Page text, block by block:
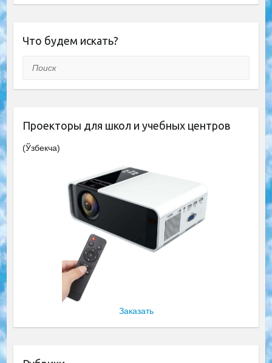
Что будем искать?
Поиск
Проекторы для школ и учебных центров
(Ўзбекча)
Заказать